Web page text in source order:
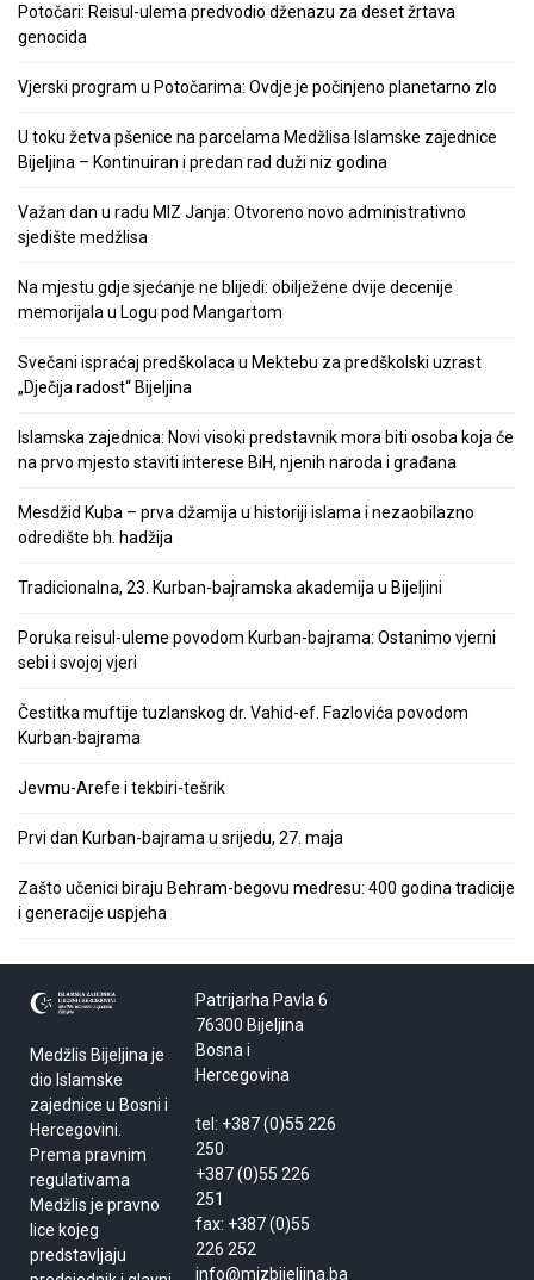
Potočari: Reisul-ulema predvodio dženazu za deset žrtava
genocida
Vjerski program u Potočarima: Ovdje je počinjeno planetarno zlo
U toku žetva pšenice na parcelama Medžlisa Islamske zajednice
Bijeljina – Kontinuiran i predan rad duži niz godina
Važan dan u radu MIZ Janja: Otvoreno novo administrativno
sjedište medžlisa
Na mjestu gdje sjećanje ne blijedi: obilježene dvije decenije
memorijala u Logu pod Mangartom
Svečani ispraćaj predškolaca u Mektebu za predškolski uzrast
„Dječija radost“ Bijeljina
Islamska zajednica: Novi visoki predstavnik mora biti osoba koja će
na prvo mjesto staviti interese BiH, njenih naroda i građana
Mesdžid Kuba – prva džamija u historiji islama i nezaobilazno
odredište bh. hadžija
Tradicionalna, 23. Kurban-bajramska akademija u Bijeljini
Poruka reisul-uleme povodom Kurban-bajrama: Ostanimo vjerni
sebi i svojoj vjeri
Čestitka muftije tuzlanskog dr. Vahid-ef. Fazlovića povodom
Kurban-bajrama
Jevmu-Arefe i tekbiri-tešrik
Prvi dan Kurban-bajrama u srijedu, 27. maja
Zašto učenici biraju Behram-begovu medresu: 400 godina tradicije
i generacije uspjeha
Medžlis Bijeljina je
dio Islamske
zajednice u Bosni i
Hercegovini.
Prema pravnim
regulativama
Medžlis je pravno
lice kojeg
predstavljaju
Patrijarha Pavla 6
76300 Bijeljina
Bosna i
Hercegovina
tel: +387 (0)55 226
250
+387 (0)55 226
251
fax: +387 (0)55
226 252
info@mizbijeljina.ba